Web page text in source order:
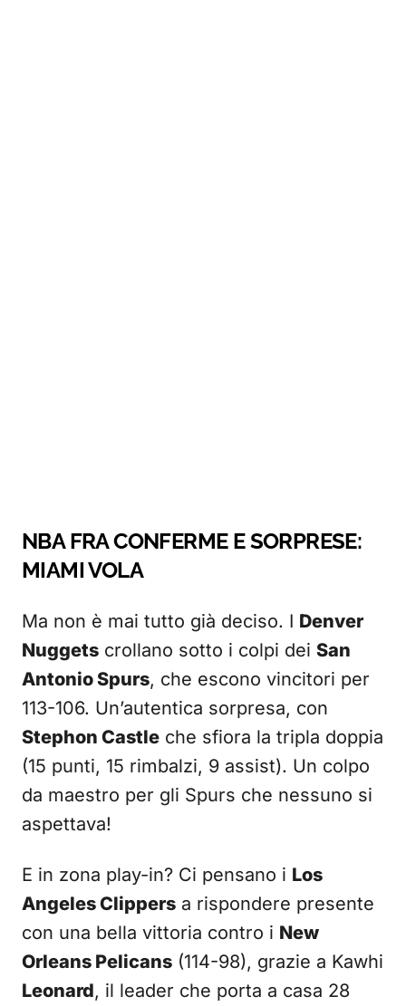
NBA FRA CONFERME E SORPRESE:
MIAMI VOLA
Ma non è mai tutto già deciso. I Denver
Nuggets crollano sotto i colpi dei San
Antonio Spurs, che escono vincitori per
113-106. Un’autentica sorpresa, con
Stephon Castle che sfiora la tripla doppia
(15 punti, 15 rimbalzi, 9 assist). Un colpo
da maestro per gli Spurs che nessuno si
aspettava!
E in zona play-in? Ci pensano i Los
Angeles Clippers a rispondere presente
con una bella vittoria contro i New
Orleans Pelicans (114-98), grazie a Kawhi
Leonard, il leader che porta a casa 28